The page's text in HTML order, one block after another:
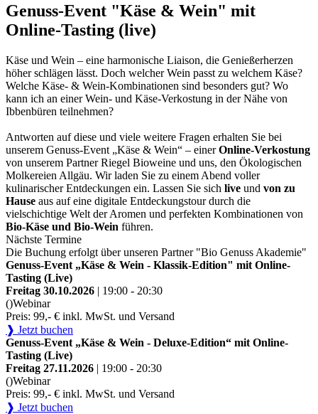
Genuss-Event "Käse & Wein" mit
Online-Tasting (live)
Käse und Wein – eine harmonische Liaison, die Genießerherzen
höher schlägen lässt. Doch welcher Wein passt zu welchem Käse?
Welche Käse- & Wein-Kombinationen sind besonders gut? Wo
kann ich an einer Wein- und Käse-Verkostung in der Nähe von
Ibbenbüren teilnehmen?
Antworten auf diese und viele weitere Fragen erhalten Sie bei
unserem Genuss-Event „Käse & Wein“ – einerOnline-Verkostung
von unserem Partner Riegel Bioweine und uns, den Ökologischen
Molkereien Allgäu. Wir laden Sie zu einem Abend voller
kulinarischer Entdeckungen ein. Lassen Sie sich live und von zu
Hause aus auf eine digitale Entdeckungstour durch die
vielschichtige Welt der Aromen und perfekten Kombinationen von
Bio-Käse und Bio-Wein führen.
Nächste Termine
Die Buchung erfolgt über unseren Partner "Bio Genuss Akademie"
Genuss-Event „Käse & Wein - Klassik-Edition" mit Online-
Tasting (Live)
Freitag 30.10.2026 | 19:00 - 20:30
()Webinar
Preis: 99,- € inkl. MwSt. und Versand
❱ Jetzt buchen
Genuss-Event „Käse & Wein - Deluxe-Edition“ mit Online-
Tasting (Live)
Freitag 27.11.2026 | 19:00 - 20:30
()Webinar
Preis: 99,- € inkl. MwSt. und Versand
❱ Jetzt buchen